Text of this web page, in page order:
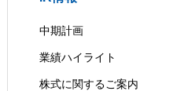
中期計画
業績ハイライト
株式に関するご案内